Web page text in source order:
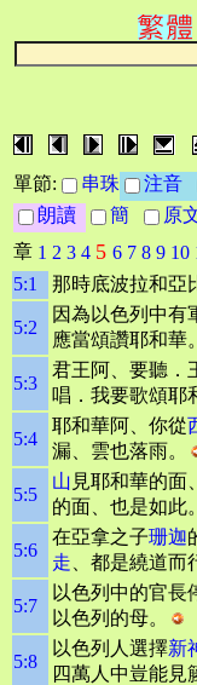
單節: 串珠 注音
朗讀
簡
原
章 1 2 3 4 5 6 7 8 9 10
5:1
那時底波拉和亞
5:2
因為以色列中有
應當頌讚耶和華。
5:3
君王阿、要聽．
唱．我要歌頌耶
5:4
耶和華阿、你從
漏、雲也落雨。
5:5
山 見耶和華的面
的面、也是如此。
5:6
在亞拿之子珊迦
走 、都是繞道而
5:7
以色列中的官長
以色列的母。
5:8
以色列人選擇新
四萬人中豈能見